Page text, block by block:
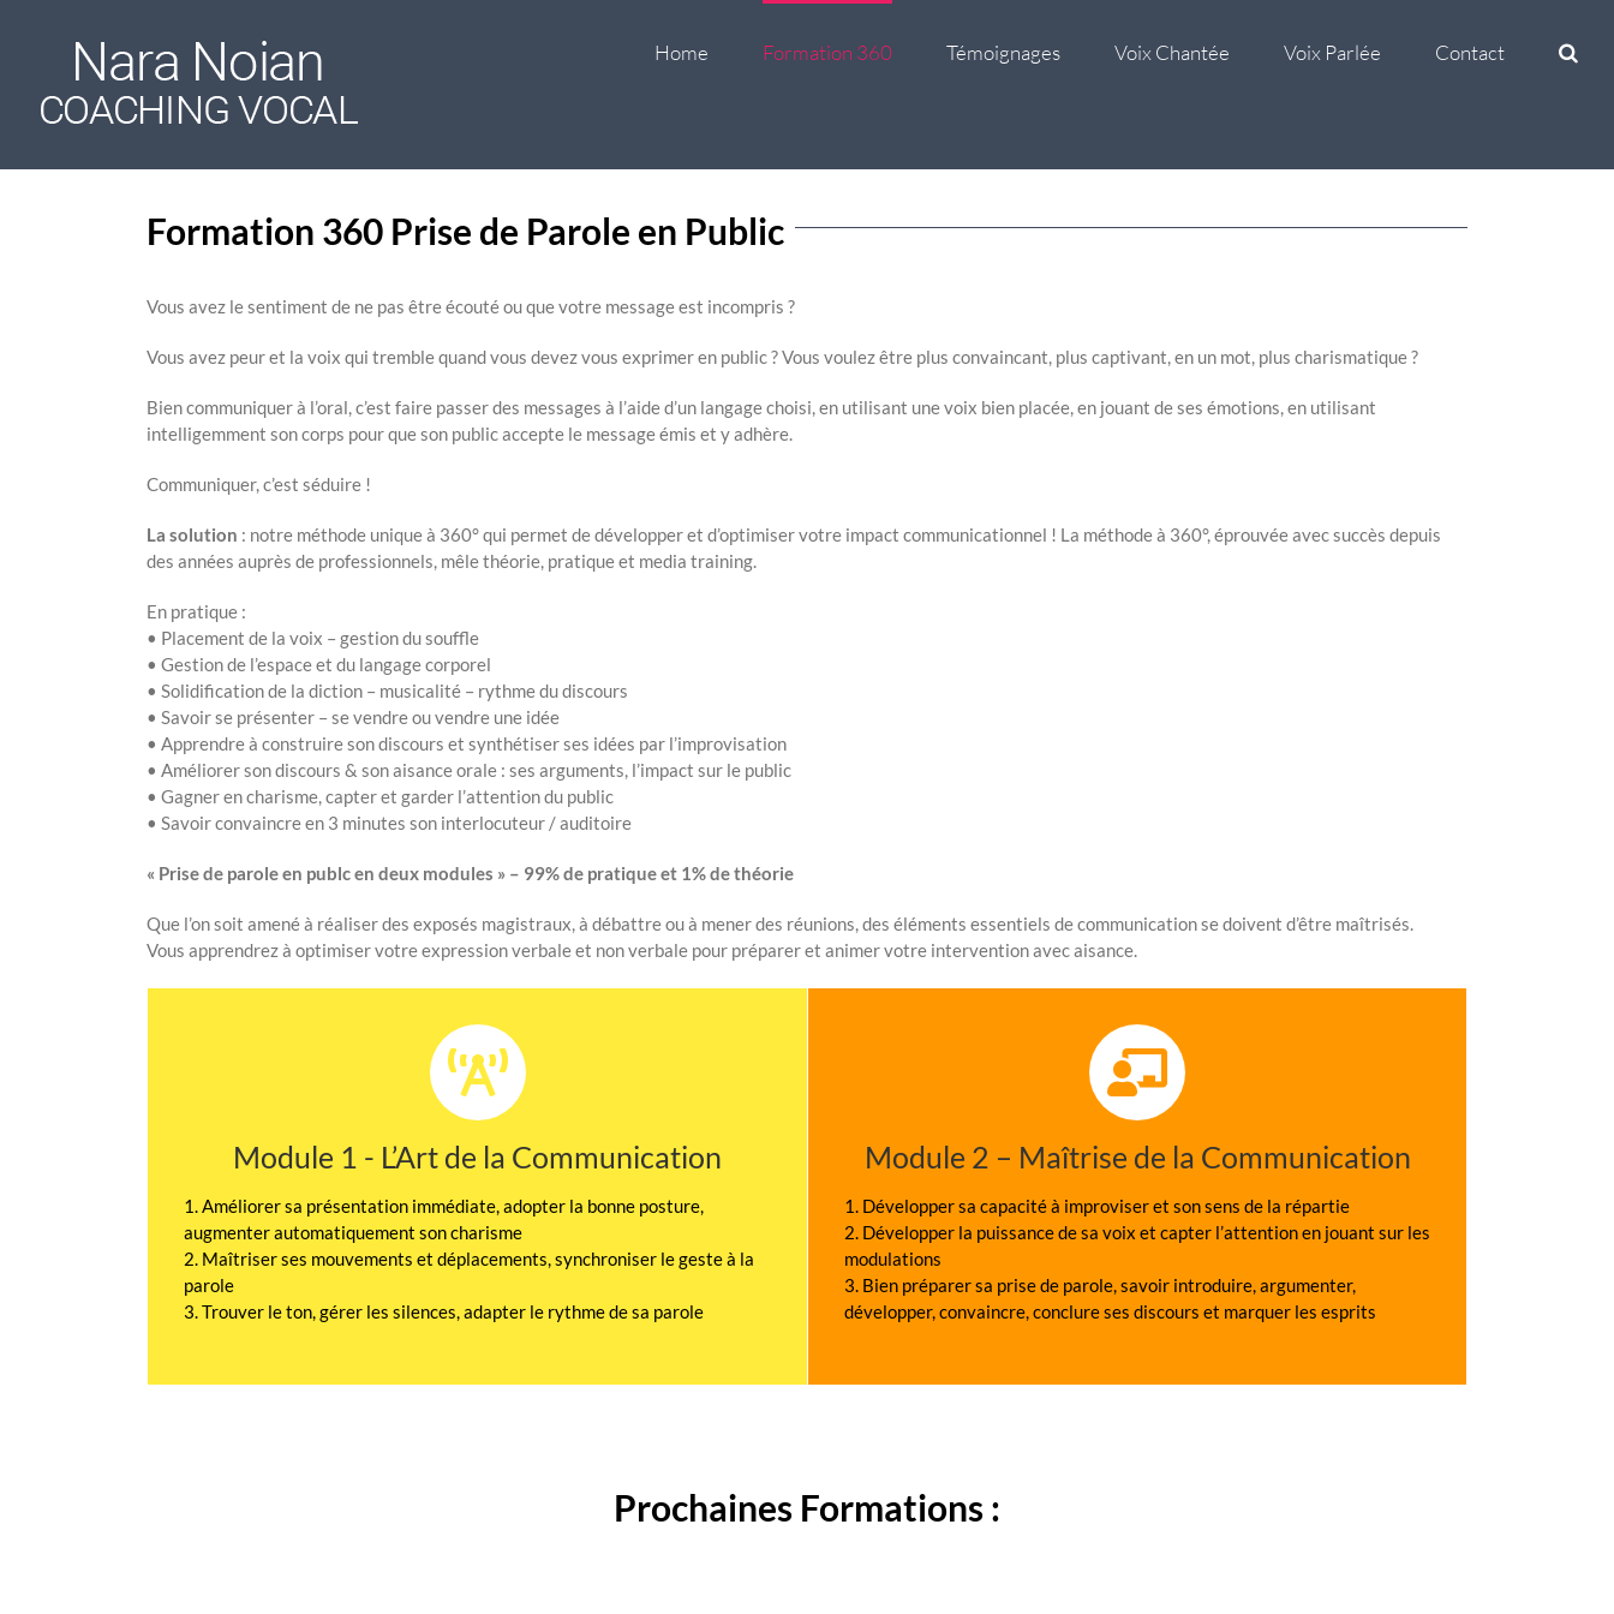
Home Formation 360 Témoignages Voix Chantée Voix Parlée Contact
Formation 360 Prise de Parole en Public
Vous avez le sentiment de ne pas être écouté ou que votre message est incompris ?
Vous avez peur et la voix qui tremble quand vous devez vous exprimer en public ? Vous voulez être plus convaincant, plus captivant, en un mot, plus charismatique ?
Bien communiquer à l’oral, c’est faire passer des messages à l’aide d’un langage choisi, en utilisant une voix bien placée, en jouant de ses émotions, en utilisant
intelligemment son corps pour que son public accepte le message émis et y adhère.
Communiquer, c’est séduire !
La solution : notre méthode unique à 360° qui permet de développer et d’optimiser votre impact communicationnel ! La méthode à 360°, éprouvée avec succès depuis
des années auprès de professionnels, mêle théorie, pratique et media training.
En pratique :
• Placement de la voix – gestion du souffle
• Gestion de l’espace et du langage corporel
• Solidification de la diction – musicalité – rythme du discours
• Savoir se présenter – se vendre ou vendre une idée
• Apprendre à construire son discours et synthétiser ses idées par l’improvisation
• Améliorer son discours & son aisance orale : ses arguments, l’impact sur le public
• Gagner en charisme, capter et garder l’attention du public
• Savoir convaincre en 3 minutes son interlocuteur / auditoire
« Prise de parole en publc en deux modules » – 99% de pratique et 1% de théorie
Que l’on soit amené à réaliser des exposés magistraux, à débattre ou à mener des réunions, des éléments essentiels de communication se doivent d’être maîtrisés.
Vous apprendrez à optimiser votre expression verbale et non verbale pour préparer et animer votre intervention avec aisance.
Module 1 - L’Art de la Communication
1. Améliorer sa présentation immédiate, adopter la bonne posture,
augmenter automatiquement son charisme
2. Maîtriser ses mouvements et déplacements, synchroniser le geste à la
parole
3. Trouver le ton, gérer les silences, adapter le rythme de sa parole
Module 2 – Maîtrise de la Communication
1. Développer sa capacité à improviser et son sens de la répartie
2. Développer la puissance de sa voix et capter l’attention en jouant sur les
modulations
3. Bien préparer sa prise de parole, savoir introduire, argumenter,
développer, convaincre, conclure ses discours et marquer les esprits
Prochaines Formations :